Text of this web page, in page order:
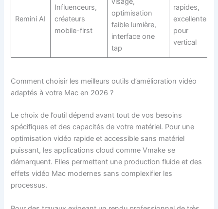
Remini AI
Influenceurs,
créateurs
mobile-first
optimisation
faible lumière,
interface one
tap
rapides,
excellente
pour
vertical
Comment choisir les meilleurs outils d’amélioration vidéo
adaptés à votre Mac en 2026 ?
Le choix de l’outil dépend avant tout de vos besoins
spécifiques et des capacités de votre matériel. Pour une
optimisation vidéo rapide et accessible sans matériel
puissant, les applications cloud comme Vmake se
démarquent. Elles permettent une production fluide et des
effets vidéo Mac modernes sans complexifier les
processus.